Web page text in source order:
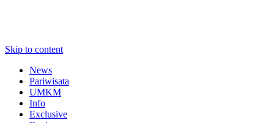
Skip to content
News
Pariwisata
UMKM
Info
Exclusive